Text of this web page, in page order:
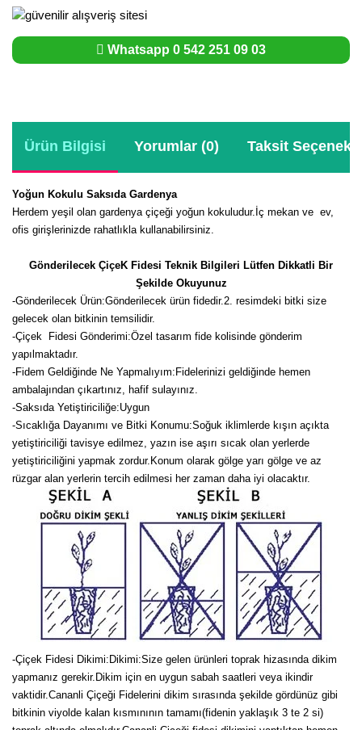
Whatsapp 0 542 251 09 03
Ürün Bilgisi Yorumlar (0) Taksit
Yoğun Kokulu Saksıda Gardenya
Herdem yeşil olan gardenya çiçeği yoğun kokuludur.İç mekan ve ev,
ofis girişlerinizde rahatlıkla kullanabilirsiniz.
Gönderilecek ÇiçeK Fidesi Teknik Bilgileri Lütfen Dikkatli Bir
Şekilde Okuyunuz
-Gönderilecek Ürün:Gönderilecek ürün fidedir.2. resimdeki bitki size
gelecek olan bitkinin temsilidir.
-Çiçek Fidesi Gönderimi:Özel tasarım fide kolisinde gönderim
yapılmaktadır.
-Fidem Geldiğinde Ne Yapmalıyım:Fidelerinizi geldiğinde hemen
ambalajından çıkartınız, hafif sulayınız.
-Saksıda Yetiştiriciliğe:Uygun
-Sıcaklığa Dayanımı ve Bitki Konumu:Soğuk iklimlerde kışın açıkta
yetiştiriciliği tavisye edilmez, yazın ise aşırı sıcak olan yerlerde
yetiştiriciliğini yapmak zordur.Konum olarak gölge yarı gölge ve az
rüzgar alan yerlerin tercih edilmesi her zaman daha iyi olacaktır.
-Çiçek Fidesi Dikimi: Dikimi:Size gelen ürünleri toprak hizasında dikim
yapmanız gerekir.Dikim için en uygun sabah saatleri veya ikindir
vaktidir.Cananli Çiçeği Fidelerini dikim sırasında şekilde gördünüz gibi
bitkinin viyolde kalan kısmınının tamamı(fidenin yaklaşık 3 te 2 si)